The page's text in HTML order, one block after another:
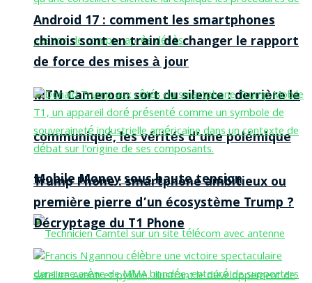
MTN Cameroon sort du silence : derrière le
communiqué, les vérités d’une polémique
Mobile Money sous haute tension
Android 17 : comment les smartphones
chinois sont en train de changer le rapport
de force des mises à jour
Trump Phone : smartphone ambitieux ou
première pierre d’un écosystème Trump ?
Décryptage du T1 Phone